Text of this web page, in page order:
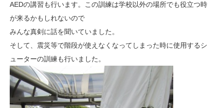
AEDの講習も行います。この訓練は学校以外の場所でも役立つ時
が来るかもしれないので
みんな真剣に話を聞いていました。
そして、震災等で階段が使えなくなってしまった時に使用するシ
ューターの訓練も行いました。